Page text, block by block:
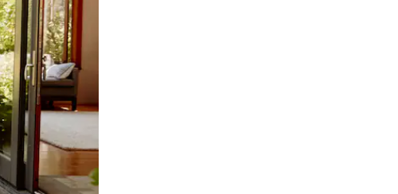
o bien tocando y deslizando la pantalla.